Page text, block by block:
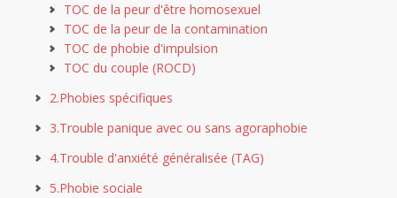
TOC de la peur d'être homosexuel
TOC de la peur de la contamination
TOC de phobie d'impulsion
TOC du couple (ROCD)
2.Phobies spécifiques
3.Trouble panique avec ou sans agoraphobie
4.Trouble d'anxiété généralisée (TAG)
5.Phobie sociale